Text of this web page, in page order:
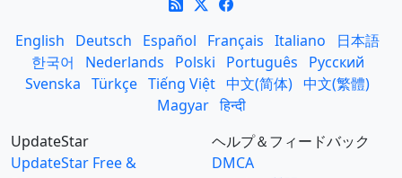
English Deutsch Español Français Italiano
日本語
한국어
Nederlands Polski Português
Русский
Svenska Türkçe Tiếng Việt 中文(简体) 中文(繁體)
Magyar हिन्दी
UpdateStar
UpdateStar Free &
ヘルプ＆フィードバック
DMCA